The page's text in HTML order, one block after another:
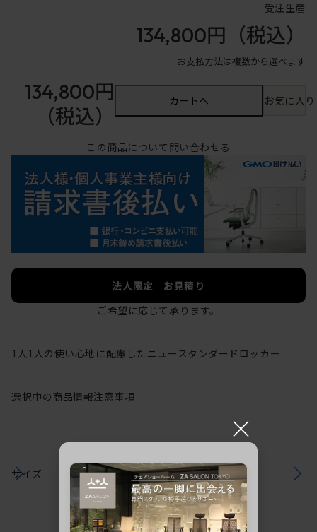
受注生産
134,800円 （税込）
お支払方法は複数から選べます
134,800円
（税込）
カートへ お気に入
この商品について問い合わせる
法人限定 お見積り
ご希望に応じて承ります。
1人1人の使い心地に配慮したニュースタンダードロッカー
選択中の商品情報注意事項
サイズ
×